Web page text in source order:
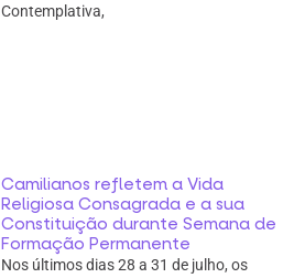
Contemplativa,
Camilianos refletem a Vida
Religiosa Consagrada e a sua
Constituição durante Semana de
Formação Permanente
Nos últimos dias 28 a 31 de julho, os